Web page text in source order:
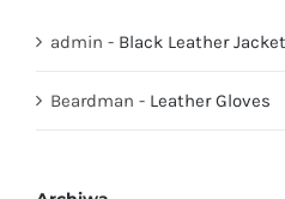
admin - Black Leather Jacket
Beardman - Leather Gloves